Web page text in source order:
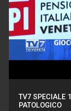
TV7 SPECIALE
PATOLOGICO